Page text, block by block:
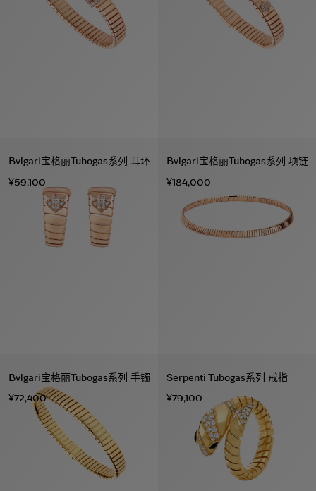
Bvlgari宝格丽Tubogas系列 耳环
¥59,100
Bvlgari宝格丽Tubogas系列 项链
¥184,000
Bvlgari宝格丽Tubogas系列 手镯
¥72,400
Serpenti Tubogas系列 戒指
¥79,100